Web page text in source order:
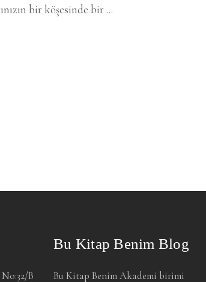
bir köşesinde bir
B
Bu Kitap Benim Blog
Bu Kitap Benim Akademi birimi